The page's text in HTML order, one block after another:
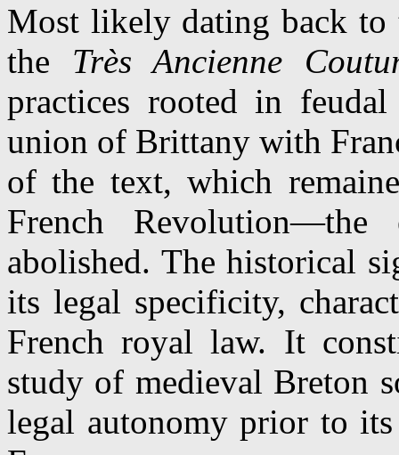
Most likely dating back
the Très Ancienne
practices rooted in
union of Brittany with
of the text, which
French
abolished. The historical
its legal specificity,
French royal law. It
study of medieval Breton
legal autonomy prior to